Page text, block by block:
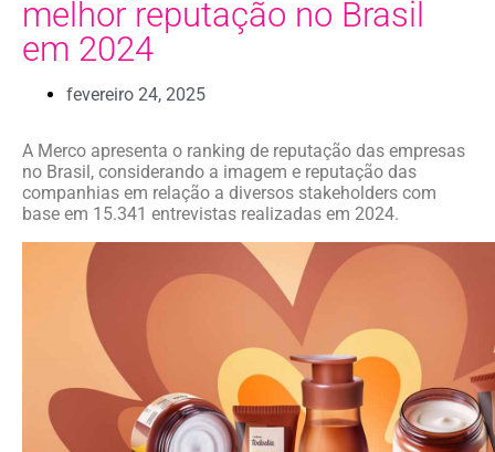
melhor reputação no Brasil
em 2024
fevereiro 24, 2025
A Merco apresenta o ranking de reputação das empresas
no Brasil, considerando a imagem e reputação das
companhias em relação a diversos stakeholders com
base em 15.341 entrevistas realizadas em 2024.